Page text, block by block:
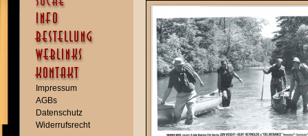
Impressum
AGBs
Datenschutz
Widerrufsrecht